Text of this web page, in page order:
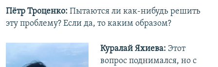
Пётр Троценко: Пытаются ли как-нибудь решить
эту проблему? Если да, то каким образом?
Куралай Яхиева: Этот
вопрос поднимался, но с